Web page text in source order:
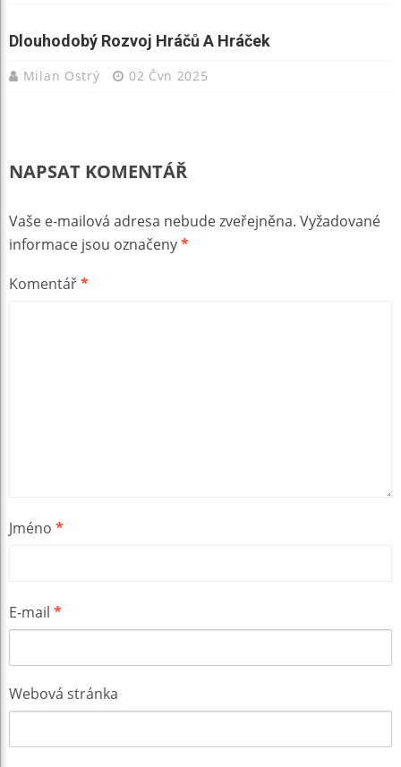
Dlouhodobý Rozvoj Hráčů A Hráček
Milan Ostrý 02 Čvn 2025
NAPSAT KOMENTÁŘ
Vaše e-mailová adresa nebude zveřejněna. Vyžadované
informace jsou označeny*
Komentář*
Jméno *
E-mail *
Webová stránka